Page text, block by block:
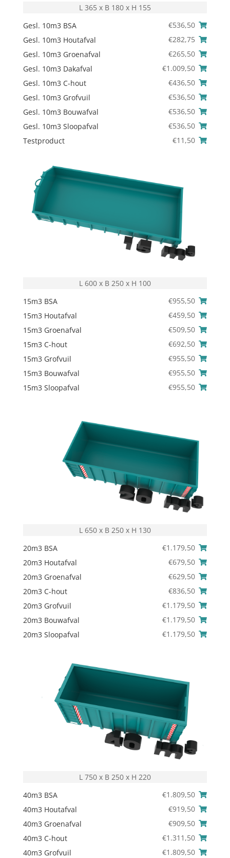
L 365 x B 180 x H 155
Gesl. 10m3 BSA
€536,50
Gesl. 10m3 Houtafval
€282,75
Gesl. 10m3 Groenafval
€265,50
Gesl. 10m3 Dakafval
€1.009,50
Gesl. 10m3 C-hout
€436,50
Gesl. 10m3 Grofvuil
€536,50
Gesl. 10m3 Bouwafval
€536,50
Gesl. 10m3 Sloopafval
€536,50
Testproduct
€11,50
L 600 x B 250 x H 100
15m3 BSA
€955,50
15m3 Houtafval
€459,50
15m3 Groenafval
€509,50
15m3 C-hout
€692,50
15m3 Grofvuil
€955,50
15m3 Bouwafval
€955,50
15m3 Sloopafval
€955,50
L 650 x B 250 x H 130
20m3 BSA
€1.179,50
20m3 Houtafval
€679,50
20m3 Groenafval
€629,50
20m3 C-hout
€836,50
20m3 Grofvuil
€1.179,50
20m3 Bouwafval
€1.179,50
20m3 Sloopafval
€1.179,50
L 750 x B 250 x H 220
40m3 BSA
€1.809,50
40m3 Houtafval
€919,50
40m3 Groenafval
€909,50
40m3 C-hout
€1.311,50
40m3 Grofvuil
€1.809,50